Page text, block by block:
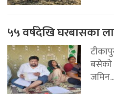
५५ वर्षदेखि घरबासका
बसेको
जमिन...